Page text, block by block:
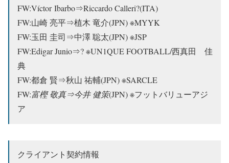
FW:Víctor Ibarbo⇒Riccardo Calleri?(ITA)
FW:山崎 亮平⇒植木 竜介(JPN) ※MYYK
FW:玉田 圭司⇒中澤 聡太(JPN) ※JSP
FW:Edigar Junio⇒? ※UN1QUE FOOTBALL/西真田 佳
典
FW:都倉 賢⇒秋山 祐輔(JPN) ※SARCLE
FW:富樫 敬真⇒今井 健策(JPN) ※フットバリューアジ
ア
クライアント契約情報